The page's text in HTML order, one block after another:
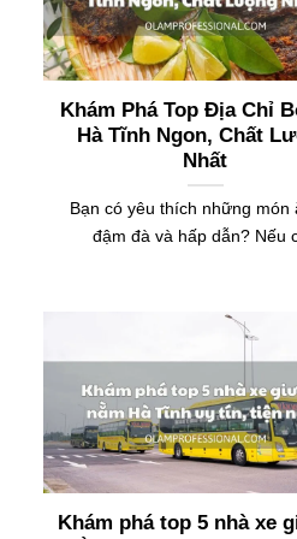
Khám Phá Top Địa Chỉ
Hà Tĩnh Ngon, Chất
Nhất
Bạn có yêu thích những món
đậm đà và hấp dẫn? Nếu
Khám phá top 5 nhà xe